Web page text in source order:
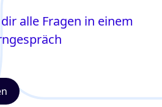
alle Fragen in einem